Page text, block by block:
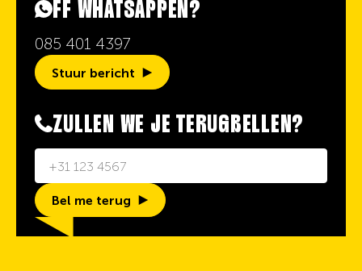
FF WHATSAPPEN?
085 401 4397
Stuur bericht
ZULLEN WE JE TERUGBELLEN?
Bel me terug